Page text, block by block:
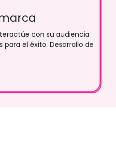
con su audiencia
el éxito. Desarrollo de